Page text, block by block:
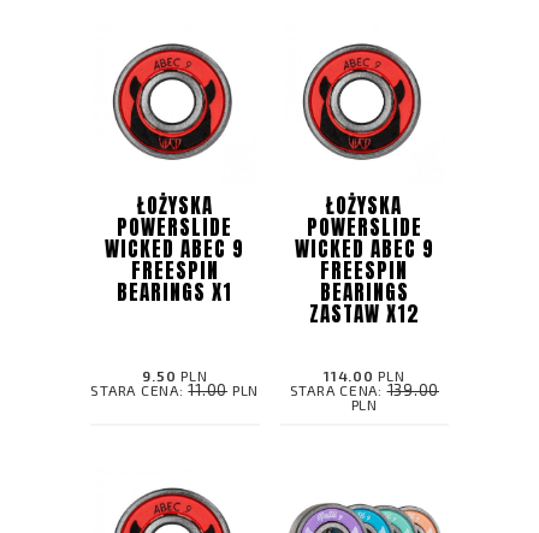
ŁOŻYSKA
POWERSLIDE
WICKED ABEC 9
FREESPIN
BEARINGS X1
9.50 PLN
STARA CENA:11.00PLN
ŁOŻYSKA
POWERSLIDE
WICKED ABEC 9
FREESPIN
BEARINGS
ZASTAW X12
114.00 PLN
STARA CENA:139.00
PLN